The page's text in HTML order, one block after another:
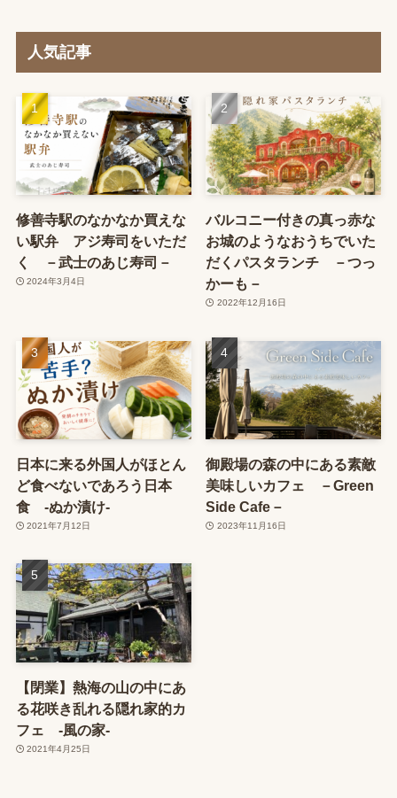
人気記事
修善寺駅のなかなか買えな
い駅弁 アジ寿司をいただ
く －武士のあじ寿司－
2024年3月4日
バルコニー付きの真っ赤な
お城のようなおうちでいた
だくパスタランチ －つっ
かーも－
2022年12月16日
日本に来る外国人がほとん
ど食べないであろう日本
食 ‐ぬか漬け‐
2021年7月12日
御殿場の森の中にある素敵
美味しいカフェ －Green
Side Cafe－
2023年11月16日
【閉業】熱海の山の中にあ
る花咲き乱れる隠れ家的カ
フェ ‐風の家‐
2021年4月25日